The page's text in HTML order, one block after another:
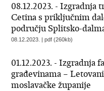
08.12.2023. - Izgradnja
Cetina s priključnim
području Splitsko-
08.12.2023. | pdf (260kb)
01.12.2023. - Izgradnja
građevinama –
moslavačke županije